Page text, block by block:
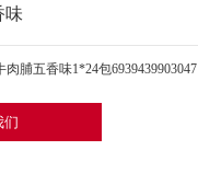
味
脯五香味1*24包6939439903047
们